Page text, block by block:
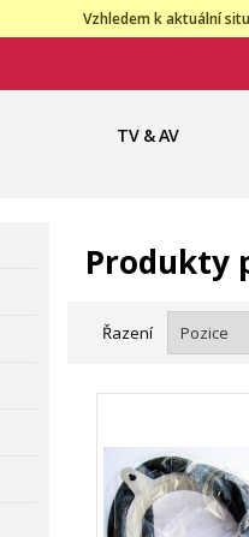
Vzhledem k aktuální
TV & AV
Produkty
Řazení